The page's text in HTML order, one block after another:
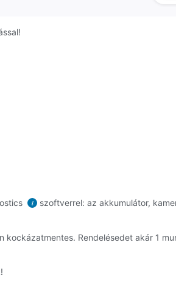
i
szoftverrel: az akkumulátor,
Rendelésedet akár 1